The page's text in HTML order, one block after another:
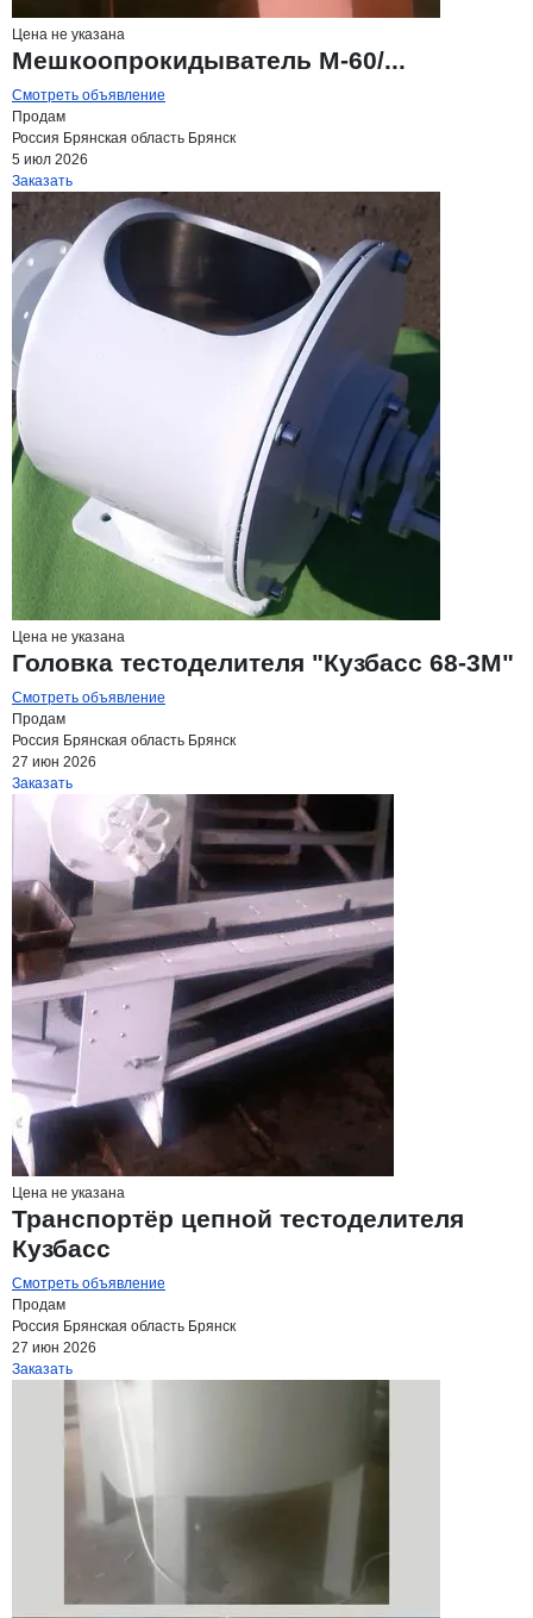
Цена не указана
Мешкоопрокидыватель М-60/...
Смотреть объявление
Продам
Россия Брянская область Брянск
5 июл 2026
Заказать
Цена не указана
Головка тестоделителя "Кузбасс 68-3М"
Смотреть объявление
Продам
Россия Брянская область Брянск
27 июн 2026
Заказать
Цена не указана
Транспортёр цепной тестоделителя
Кузбасс
Смотреть объявление
Продам
Россия Брянская область Брянск
27 июн 2026
Заказать